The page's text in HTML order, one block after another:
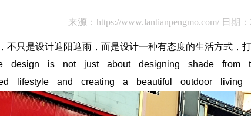
来源： https://www.lantianpengmo.com/ 日期
是设计遮阳遮雨，而是设计一种有态度的生活方式，打
is not just about designing shade from
lifestyle and creating a beautiful outdoor living